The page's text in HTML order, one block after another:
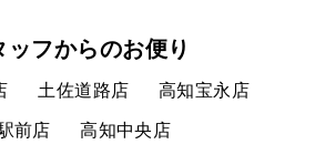
ッフからのお便り
土佐道路店 高知宝永店
前店 高知中央店